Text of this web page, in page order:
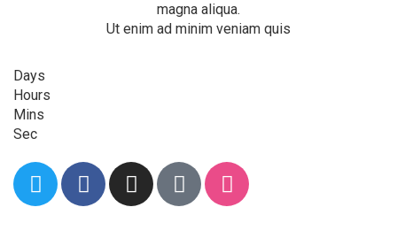
magna aliqua.
Ut enim ad minim veniam quis
Days
Hours
Mins
Sec